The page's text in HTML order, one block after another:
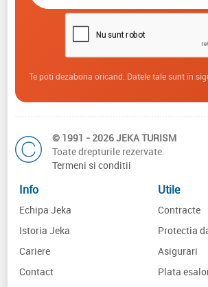
Te poti dezabona oricand. Datele tale sunt in
© 1991 - 2026 JEKA TURISM
Toate drepturile rezervate.
Termeni si conditii
Info
Echipa Jeka
Istoria Jeka
Cariere
Contact
Utile
Contracte
Protectia
Asigurari
Plata